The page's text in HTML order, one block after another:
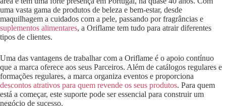
uma vasta gama de produtos de beleza e bem-estar, desde
maquilhagem a cuidados com a pele, passando por fragrâncias e
suplementos alimentares, a Oriflame tem tudo para atrair diferentes
tipos de clientes.
Uma das vantagens de trabalhar com a Oriflame é o apoio contínuo
que a marca oferece aos seus Parceiros. Além de catálogos regulares e
formações regulares, a marca organiza eventos e proporciona
descontos atrativos para quem revende os seus produtos. Para quem
está a começar, este suporte pode ser essencial para construir um
negócio de sucesso.